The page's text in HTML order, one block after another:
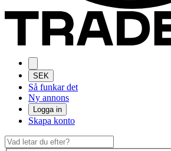
SEK
Så funkar det
Ny annons
Logga in
Skapa konto